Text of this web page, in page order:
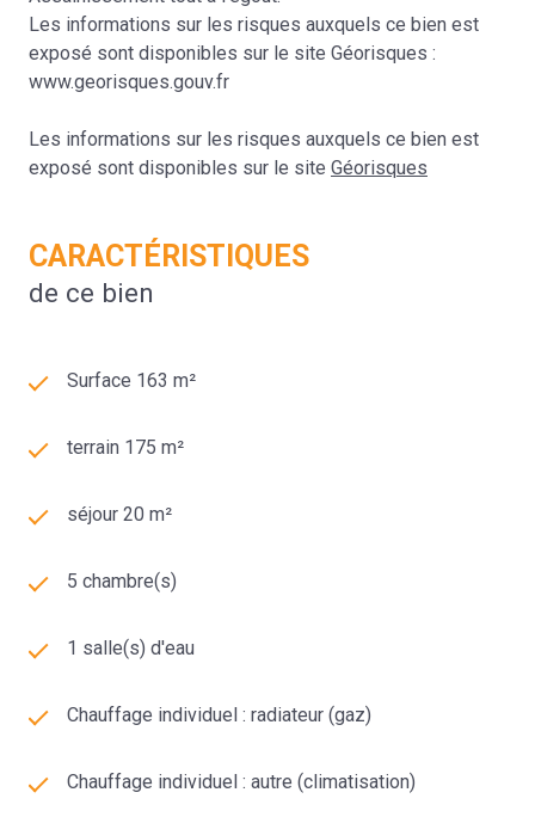
Les informations sur les risques auxquels ce bien est
exposé sont disponibles sur le site Géorisques :
www.georisques.gouv.fr
Les informations sur les risques auxquels ce bien est
exposé sont disponibles sur le site Géorisques
CARACTÉRISTIQUES
de ce bien
Surface 163 m²
terrain 175 m²
séjour 20 m²
5 chambre(s)
1 salle(s) d'eau
Chauffage individuel : radiateur (gaz)
Chauffage individuel : autre (climatisation)